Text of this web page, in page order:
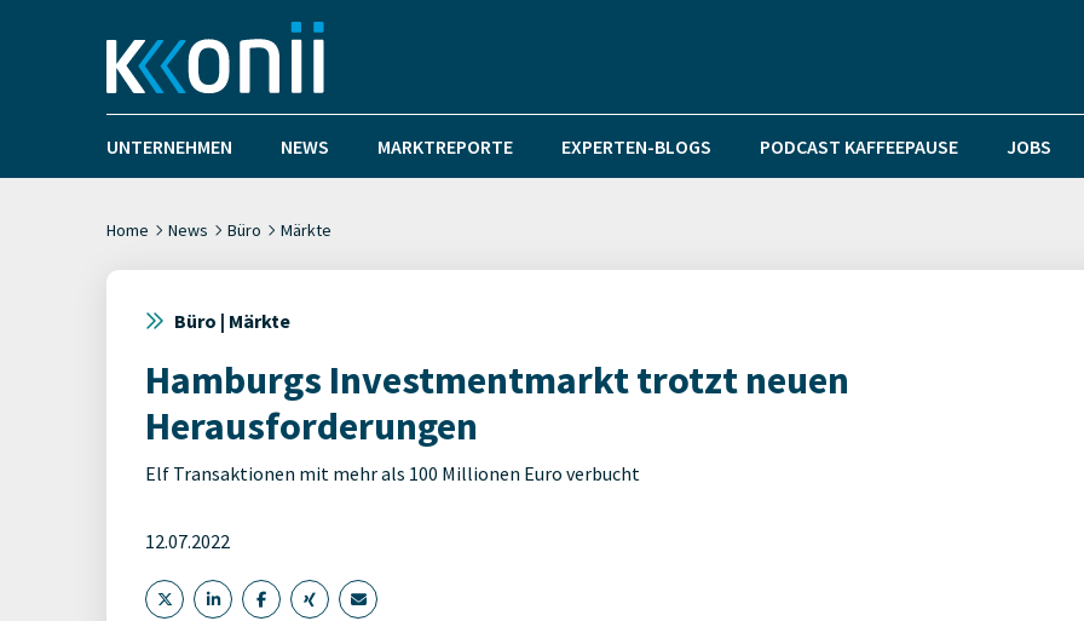
UNTERNEHMEN NEWS MARKTREPORTE EXPERTEN-BLOGS PODCAST KAFFEEPAUSE JOBS
Home News Büro Märkte
Büro | Märkte
Hamburgs Investmentmarkt trotzt neuen
Herausforderungen
Elf Transaktionen mit mehr als 100 Millionen Euro verbucht
12.07.2022